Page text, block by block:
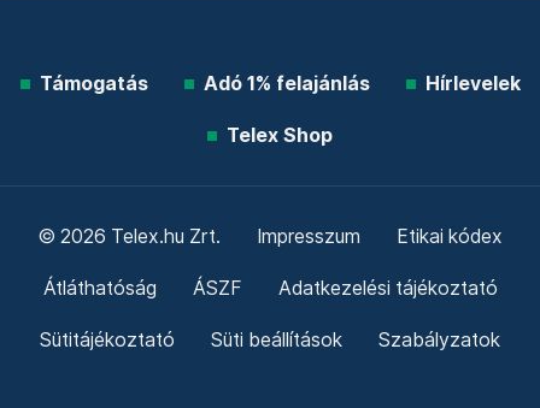
Támogatás Adó 1% felajánlás Hírlevelek
Telex Shop
© 2026 Telex.hu Zrt. Impresszum Etikai kódex
Átláthatóság ÁSZF Adatkezelési tájékoztató
Sütitájékoztató Süti beállítások Szabályzatok